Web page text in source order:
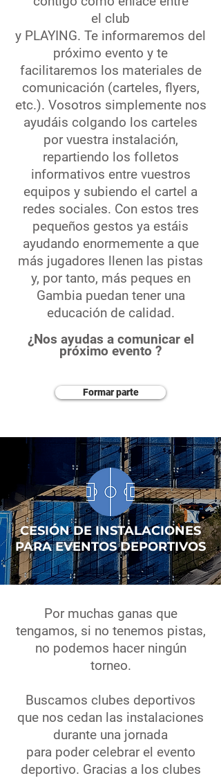
el club
y PLAYING. Te informaremos del
próximo evento y te
facilitaremos los materiales de
comunicación (carteles, flyers,
etc.). Vosotros simplemente nos
ayudáis colgando los carteles
por vuestra instalación,
repartiendo los folletos
informativos entre vuestros
equipos y subiendo el cartel a
redes sociales. Con estos tres
pequeños gestos ya estáis
ayudando enormemente a que
más jugadores llenen las pistas
y, por tanto, más peques en
Gambia puedan tener una
educación de calidad.
¿Nos ayudas a comunicar el
próximo evento ?
Formar parte
CESIÓN DE INSTALACIONES
PARA EVENTOS DEPORTIVOS
Por muchas ganas que
tengamos, si no tenemos pistas,
no podemos hacer ningún
torneo.
Buscamos clubes deportivos
que nos cedan las instalaciones
durante una jornada
para poder celebrar el evento
deportivo. Gracias a los clubes